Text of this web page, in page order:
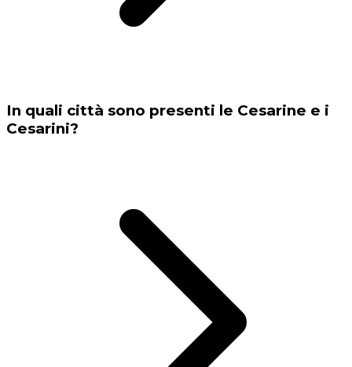
In quali città sono presenti le Cesarine e i
Cesarini?